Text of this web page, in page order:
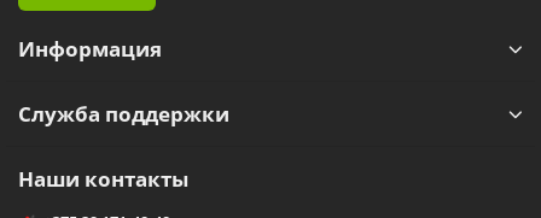
Информация
Служба поддержки
Наши контакты